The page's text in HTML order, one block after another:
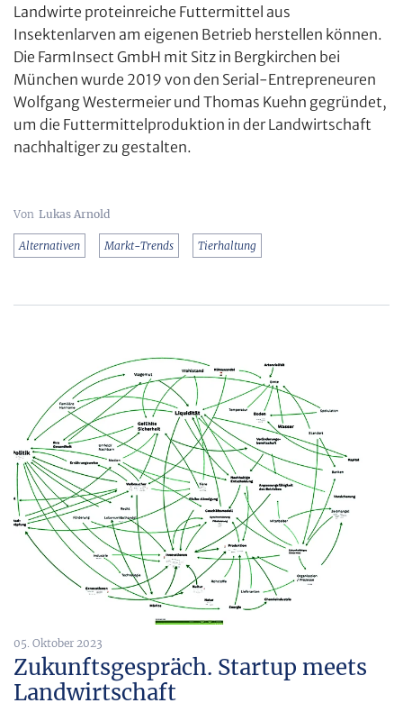
Landwirte proteinreiche Futtermittel aus
Insektenlarven am eigenen Betrieb herstellen können.
Die FarmInsect GmbH mit Sitz in Bergkirchen bei
München wurde 2019 von den Serial-Entrepreneuren
Wolfgang Westermeier und Thomas Kuehn gegründet,
um die Futtermittelproduktion in der Landwirtschaft
nachhaltiger zu gestalten.
Lukas Arnold
Alternativen Markt-Trends Tierhaltung
05. Oktober 2023
Zukunftsgespräch. Startup meets
Landwirtschaft